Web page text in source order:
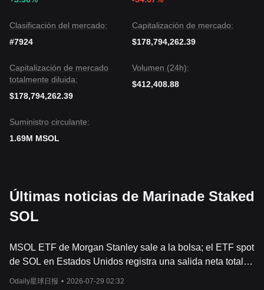
Clasificación del mercado:
#7924
Capitalización de mercado:
$178,794,262.39
Capitalización de mercado
totalmente diluida:
$178,794,262.39
Volumen (24h):
$412,408.88
Suministro circulante:
1.69M MSOL
Últimas noticias de Marinade Staked
SOL
MSOL ETF de Morgan Stanley sale a la bolsa; el ETF spot
de SOL en Estados Unidos registra una salida neta total
diaria de 18,07 millones de dólares.
Odaily星球日报 • 2026-07-29 02:32